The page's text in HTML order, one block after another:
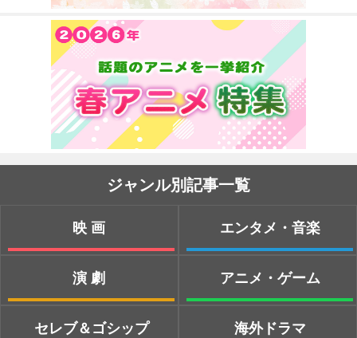
ジャンル別記事一覧
映画
演劇
セレブ＆ゴシップ
エンタメ・音楽
アニメ・ゲーム
海外ドラマ